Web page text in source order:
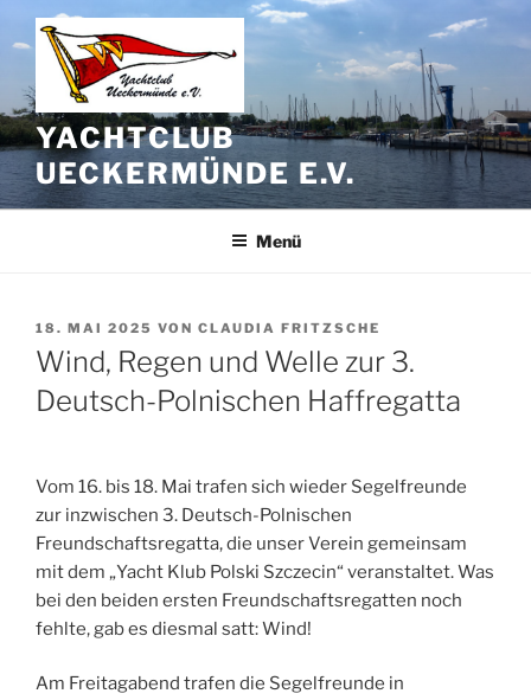
Zum
Inhalt
springen
YACHTCLUB
UECKERMÜNDE E.V.
Menü
VERÖFFENTLICHT
AM
18. MAI 2025 VON CLAUDIA FRITZSCHE
Wind, Regen und Welle zur 3.
Deutsch-Polnischen Haffregatta
Vom 16. bis 18. Mai trafen sich wieder Segelfreunde
zur inzwischen 3. Deutsch-Polnischen
Freundschaftsregatta, die unser Verein gemeinsam
mit dem „Yacht Klub Polski Szczecin“ veranstaltet. Was
bei den beiden ersten Freundschaftsregatten noch
fehlte, gab es diesmal satt: Wind!
Am Freitagabend trafen die Segelfreunde in